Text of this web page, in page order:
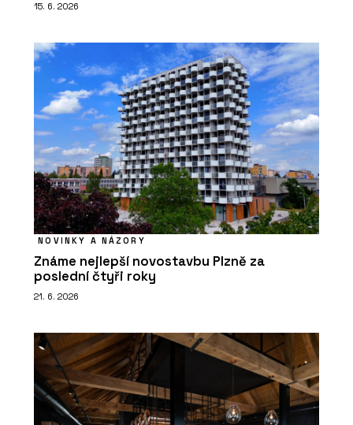
15. 6. 2026
NOVINKY A NÁZORY
Známe nejlepší novostavbu Plzně za
poslední čtyři roky
21. 6. 2026